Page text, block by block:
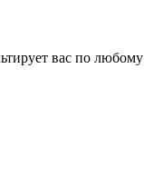
вас по